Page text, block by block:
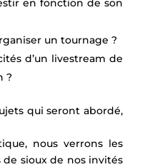
en fonction de son
un tournage ?
d’un livestream de
?
qui seront abordé,
nous verrons les
sioux de nos invités